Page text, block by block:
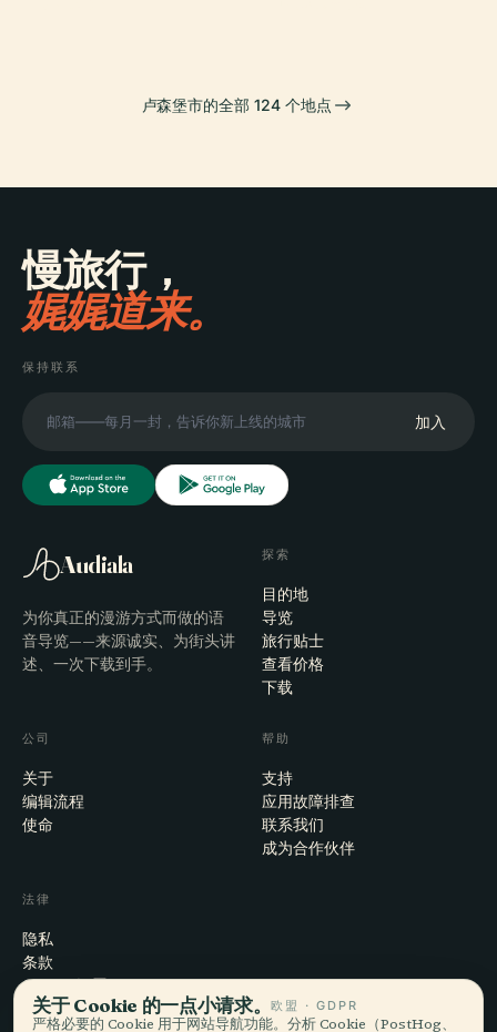
卢森堡市的全部 124 个地点
慢旅行，
娓娓道来。
保持联系
加入
Audiala
为你真正的漫游方式而做的语
音导览——来源诚实、为街头讲
述、一次下载到手。
探索
目的地
导览
旅行贴士
查看价格
下载
公司
关于
编辑流程
使命
帮助
支持
应用故障排查
联系我们
成为合作伙伴
法律
隐私
条款
Cookie 设置
注销账户
关于 Cookie 的一点小请求。欧盟 · GDPR
严格必要的 Cookie 用于网站导航功能。分析 Cookie（PostHog、